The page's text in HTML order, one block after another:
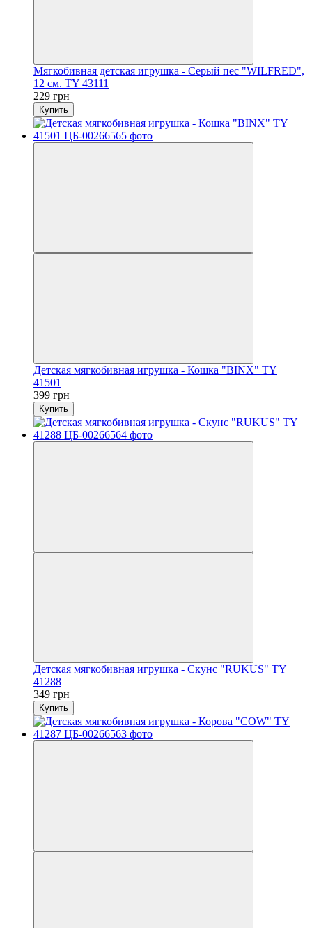
Мягкобивная детская игрушка - Серый пес "WILFRED",
12 см. TY 43111
229 грн
Купить
Детская мягкобивная игрушка - Кошка "BINX" TY
41501
399 грн
Купить
Детская мягкобивная игрушка - Скунс "RUKUS" TY
41288
349 грн
Купить